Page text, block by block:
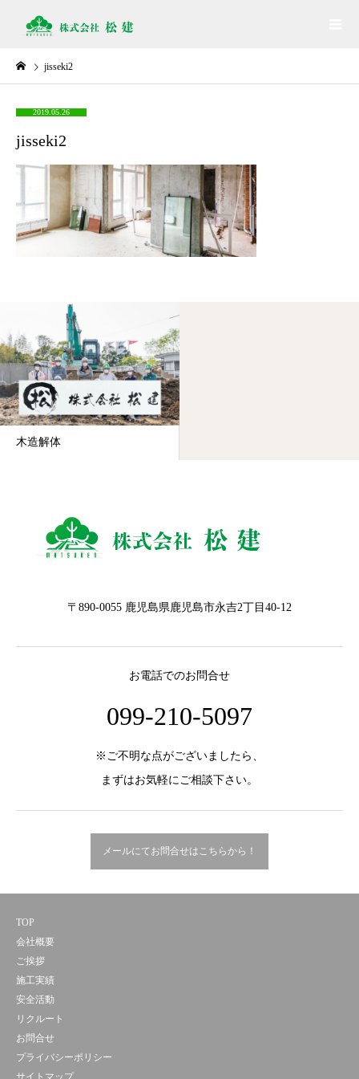
jisseki2
2019.05.26
jisseki2
木造解体
〒890-0055 鹿児島県鹿児島市永吉2丁目40-12
お電話でのお問合せ
099-210-5097
※ご不明な点がございましたら、
まずはお気軽にご相談下さい。
メールにてお問合せはこちらから！
TOP
会社概要
ご挨拶
施工実績
安全活動
リクルート
お問合せ
プライバシーポリシー
サイトマップ